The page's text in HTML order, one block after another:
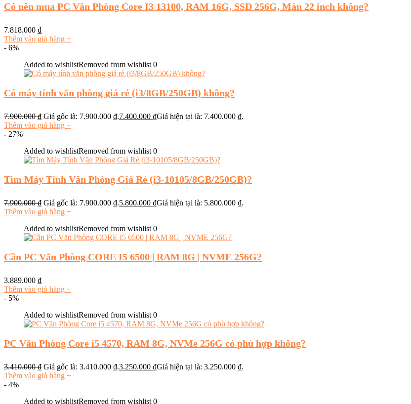
Có nên mua PC Văn Phòng Core I3 13100, RAM 16G, SSD 256G, Màn 22 inch không?
7.818.000 ₫
Thêm vào giỏ hàng +
- 6%
Added to wishlistRemoved from wishlist 0
Có máy tính văn phòng giá rẻ (i3/8GB/250GB) không?
7.900.000₫ Giá gốc là: 7.900.000 ₫.7.400.000 ₫Giá hiện tại là: 7.400.000 ₫.
Thêm vào giỏ hàng +
- 27%
Added to wishlistRemoved from wishlist 0
Tìm Máy Tính Văn Phòng Giá Rẻ (i3-10105/8GB/250GB)?
7.900.000₫ Giá gốc là: 7.900.000 ₫.5.800.000 ₫Giá hiện tại là: 5.800.000 ₫.
Thêm vào giỏ hàng +
Added to wishlistRemoved from wishlist 0
Cần PC Văn Phòng CORE I5 6500 | RAM 8G | NVME 256G?
3.889.000 ₫
Thêm vào giỏ hàng +
- 5%
Added to wishlistRemoved from wishlist 0
PC Văn Phòng Core i5 4570, RAM 8G, NVMe 256G có phù hợp không?
3.410.000₫ Giá gốc là: 3.410.000 ₫.3.250.000 ₫Giá hiện tại là: 3.250.000 ₫.
Thêm vào giỏ hàng +
- 4%
Added to wishlistRemoved from wishlist 0